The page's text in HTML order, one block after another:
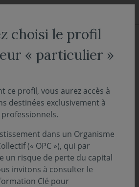
de la semaine
ET FINANCIÈRES
hebdomadaire et
complète de la
2020
choisi le profil
« particulier »
ce profil, vous aurez accès à
destinées exclusivement à
dans un Organisme
(« OPC »), qui par
un risque de perte du capital
invitons à consulter le
Clé pour